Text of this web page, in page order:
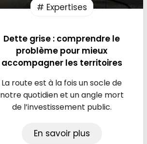
# Expertises
Dette grise : comprendre le
problème pour mieux
accompagner les territoires
La route est à la fois un socle de
notre quotidien et un angle mort
de l’investissement public.
En savoir plus